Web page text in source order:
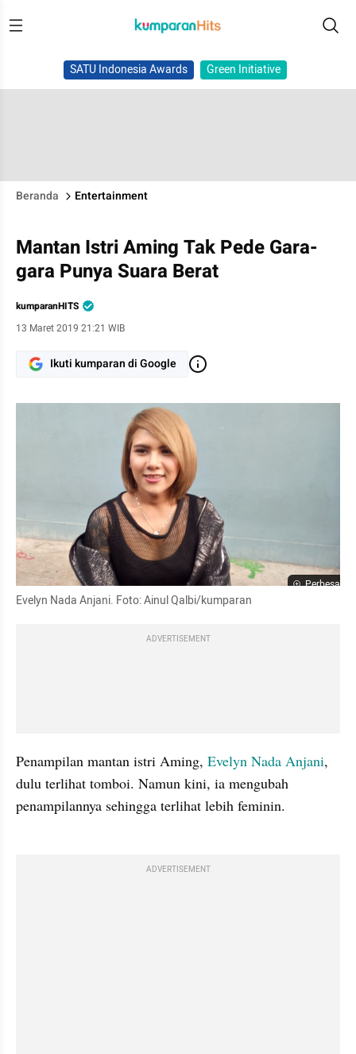
SATU Indonesia Awards Green Initiative
Beranda Entertainment
Mantan Istri Aming Tak Pede Gara-
gara Punya Suara Berat
kumparanHITS
13 Maret 2019 21:21 WIB
Ikuti kumparan di Google
Perbesar
Evelyn Nada Anjani. Foto: Ainul Qalbi/kumparan
ADVERTISEMENT
Penampilan mantan istri Aming, Evelyn Nada Anjani,
dulu terlihat tomboi. Namun kini, ia mengubah
penampilannya sehingga terlihat lebih feminin.
ADVERTISEMENT